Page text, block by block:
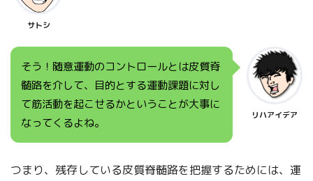
サトシ
そう！随意運動のコントロールとは皮質脊
髄路を介して、目的とする運動課題に対し
て筋活動を起こせるかということが大事に
なってくるよね。
リハアイデア
つまり、残存している皮質脊髄路を把握するためには、運